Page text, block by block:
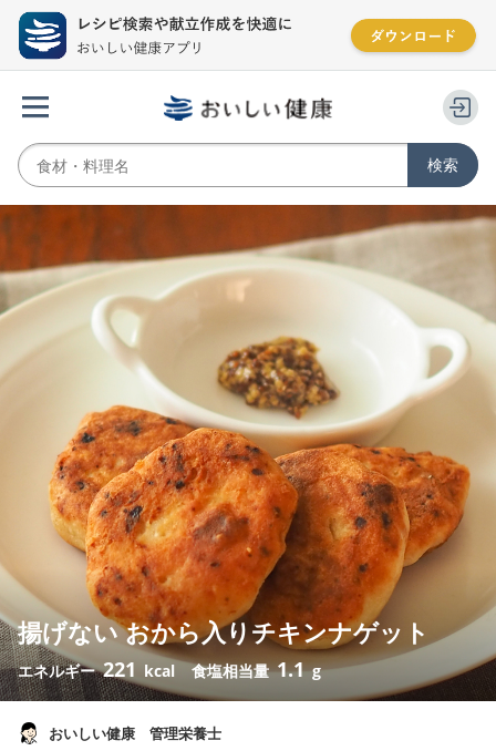
揚げない おから入りチキンナゲット
エネルギー221 kcal 食塩相当量1.1 g
おいしい健康 管理栄養士